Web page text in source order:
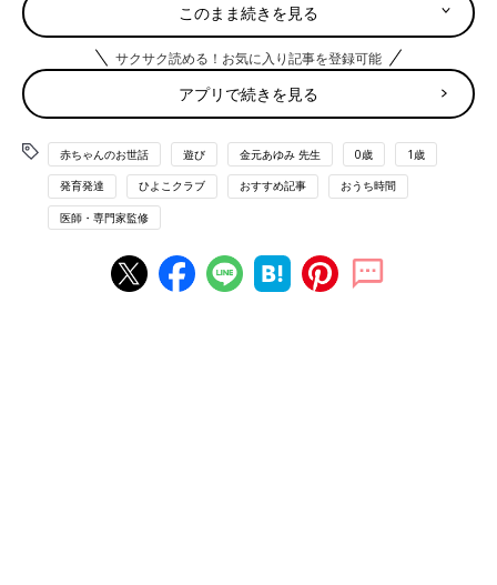
首がしっかりしてくる時期。ゆっくりやさしい体遊
びを
３カ月ごろから昼夜の区別がつき、日中起きている時間が長くな
しずつコミュニケーションがとれるようになってくるのもこのこ
ろ。ママ・パパが笑いかけるとかわいい笑顔が返っていることも
増えるので、一緒に遊ぶのがますます楽しくなる時期です。
４カ月ごろから少しずつ首がしっかりしてくる赤ちゃんも。脚の
く、ゆっくりやさしい動きを感じられる体遊びを取り入れるのも
いいでしょう。
このまま続きを見る
サクサク読める！お気に入り記事を登録可能
アプリで続きを見る
赤ちゃんのお世話 遊び 金元あゆみ 先生 0歳 1歳
発育発達 ひよこクラブ おすすめ記事 おうち時間
医師・専門家監修